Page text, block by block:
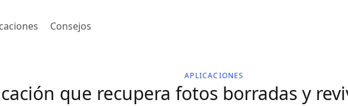
Consejos
APLICACIONES
que recupera fotos borradas y